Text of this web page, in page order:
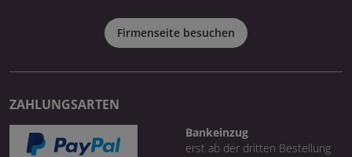
Firmenseite besuchen
ZAHLUNGSARTEN
Bankeinzug
erst ab der dritten Bestellung